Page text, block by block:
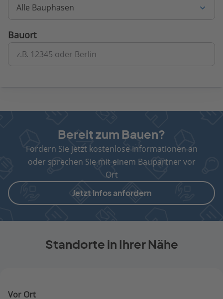
Alle Bauphasen
Bauort
z.B. 12345 oder Berlin
Bereit zum Bauen?
Fordern Sie jetzt kostenlose Informationen an
oder sprechen Sie mit einem Baupartner vor
Ort
Jetzt Infos anfordern
Standorte in Ihrer Nähe
Vor Ort